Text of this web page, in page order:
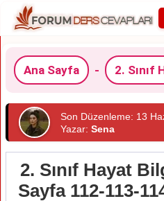
Ana Sayfa - 2. Sınıf
Son Düzenleme: 13
Yazar: Sena
2. Sınıf Hayat
Sayfa 112-113-